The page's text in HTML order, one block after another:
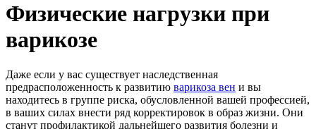
Физические нагрузки при
варикозе
Даже если у вас существует наследственная
предрасположенность к развитию варикоза вен и вы
находитесь в группе риска, обусловленной вашей профессией,
в ваших силах внести ряд корректировок в образ жизни. Они
станут профилактикой дальнейшего развития болезни и